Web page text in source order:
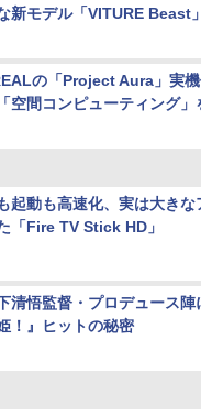
新モデル「VITURE Beast
の「Project Aura」実
空間コンピューティング」
起動も高速化、実は大きな
「Fire TV Stick HD」
清悟監督・プロデュース陣
！』ヒットの秘密